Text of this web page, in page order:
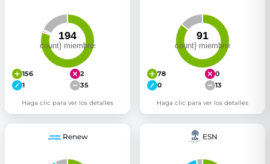
156
2
1
35
Haga clic para ver los detalles
78
0
0
13
Haga clic para ver los detalles
Renew ESN